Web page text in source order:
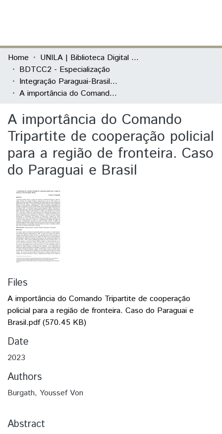
Communities & Collections
All of DSpace
Statistics
Home
UNILA | Biblioteca Digital de Trabalhos de Conclusão de Curso
BDTCC2 - Especialização
Integração Paraguai-Brasil: Relações Bilaterais, Desenvolvimento e Fronteiras
A importância do Comando Tripartite de cooperação policial para a região de fronteira. Caso do Paraguai e Brasil
A importância do Comando
Tripartite de cooperação policial
para a região de fronteira. Caso
do Paraguai e Brasil
Files
A importância do Comando Tripartite de cooperação
policial para a região de fronteira. Caso do Paraguai e
Brasil.pdf(570.45 KB)
Date
2023
Authors
Burgath, Youssef Von
Abstract